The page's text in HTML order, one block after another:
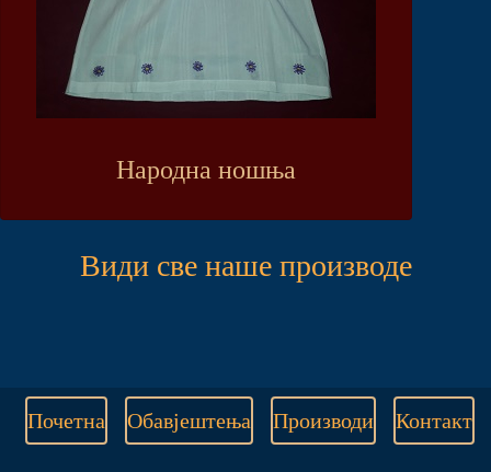
Народна ношња
Види све наше производе
Почетна Обавјештења Производи Контакт